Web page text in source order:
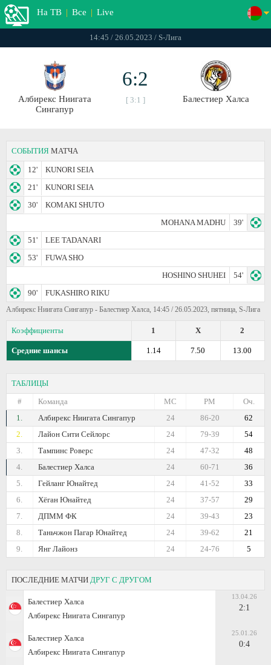
На ТВ | Все | Live
14:45 / 26.05.2023 / S-Лига
Албирекс Ниигата
Сингапур
6:2
[ 3:1 ] Балестиер Халса
СОБЫТИЯ МАТЧА
12'
KUNORI SEIA
21'
KUNORI SEIA
30'
KOMAKI SHUTO
MOHANA MADHU
39'
51'
LEE TADANARI
53'
FUWA SHO
HOSHINO SHUHEI
54'
90'
FUKASHIRO RIKU
Албирекс Ниигата Сингапур - Балестиер Халса, 14:45 / 26.05.2023, пятница, S-Лига
Коэффициенты 2
X
1
Средние шансы 13.00
7.50
1.14
ТАБЛИЦЫ
#
Команда Оч.
РМ
МС
1.
Албирекс Ниигата Сингапур 62
86-20
24
2.
Лайон Сити Сейлорс 54
79-39
24
3.
Тампинс Роверс 48
47-32
24
4.
Балестиер Халса 36
60-71
24
5.
Гейланг Юнайтед 33
41-52
24
6.
Хёган Юнайтед 29
37-57
24
7.
ДПММ ФК 23
39-43
24
8.
Таньчжон Пагар Юнайтед 21
39-62
24
9.
Янг Лайонз 5
24-76
24
ПОСЛЕДНИЕ МАТЧИ ДРУГ С ДРУГОМ
Балестиер Халса
Албирекс Ниигата Сингапур
13.04.26
2:1
Балестиер Халса
Албирекс Ниигата Сингапур
25.01.26
0:4